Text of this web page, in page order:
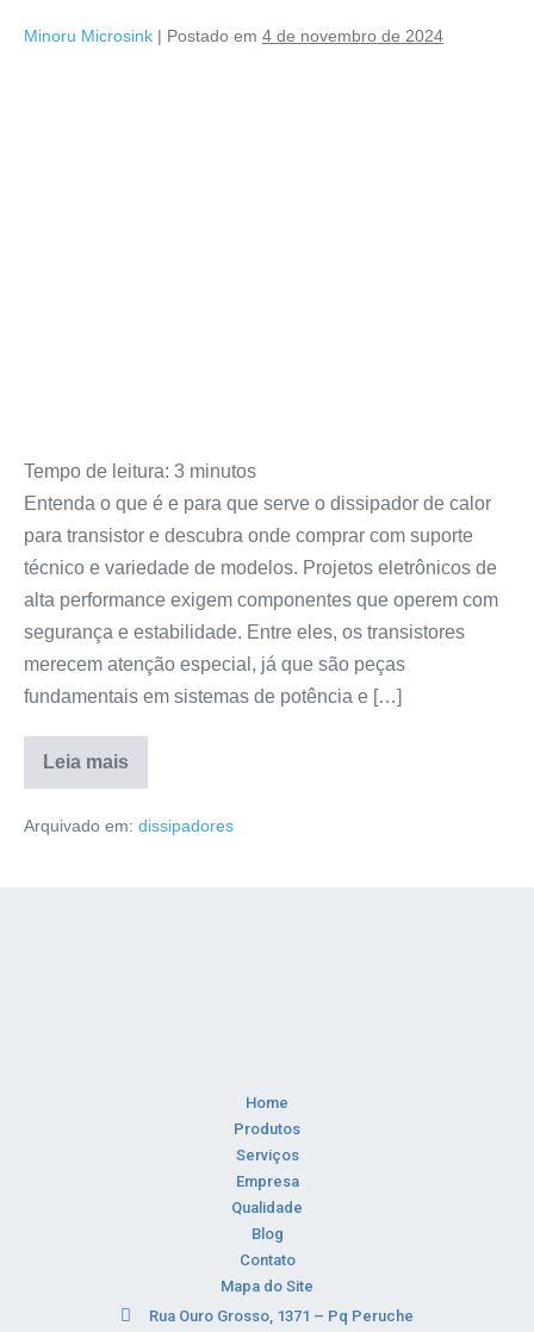
Minoru Microsink | Postado em 4 de novembro de 2024
Tempo de leitura: 3 minutos
Entenda o que é e para que serve o dissipador de calor
para transistor e descubra onde comprar com suporte
técnico e variedade de modelos. Projetos eletrônicos de
alta performance exigem componentes que operem com
segurança e estabilidade. Entre eles, os transistores
merecem atenção especial, já que são peças
fundamentais em sistemas de potência e […]
Leia mais
Arquivado em: dissipadores
Home
Produtos
Serviços
Empresa
Qualidade
Blog
Contato
Mapa do Site
Rua Ouro Grosso, 1371 – Pq Peruche